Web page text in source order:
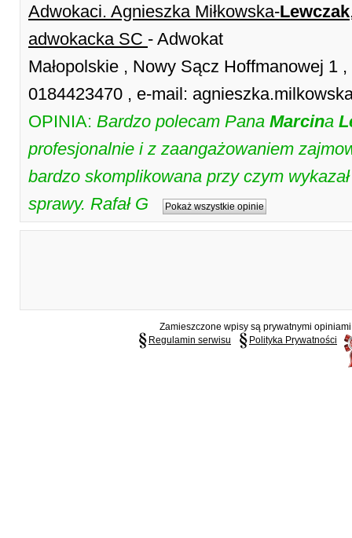
Adwokaci. Agnieszka Miłkowska-Lewczak
adwokacka SC - Adwokat
Małopolskie , Nowy Sącz Hoffmanowej 1
0184423470 , e-mail:
OPINIA: Bardzo polecam Pana Marcina
profesjonalnie i z zaangażowaniem
bardzo skomplikowana przy czym
sprawy. Rafał G
Pokaż wszystkie opinie
Zamieszczone wpisy są prywatnymi
Regulamin serwisu
Polityka Prywatności